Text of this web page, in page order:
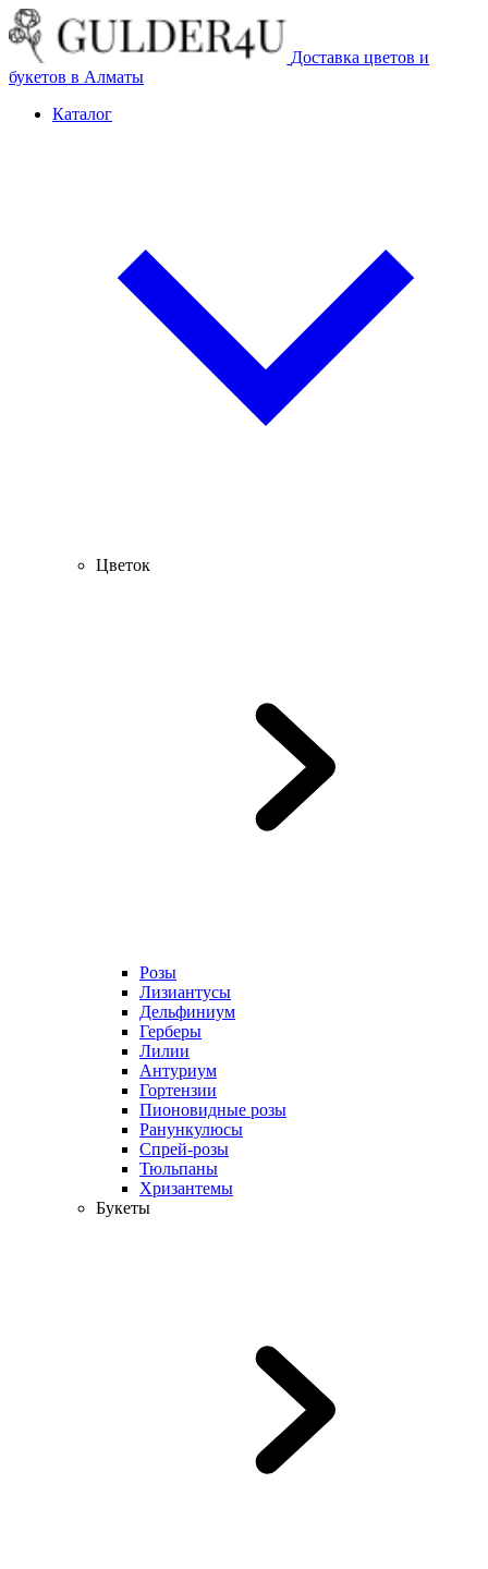
Доставка цветов и
букетов в Алматы
Каталог
Цветок
Розы
Лизиантусы
Дельфиниум
Герберы
Лилии
Антуриум
Гортензии
Пионовидные розы
Ранункулюсы
Спрей-розы
Тюльпаны
Хризантемы
Букеты